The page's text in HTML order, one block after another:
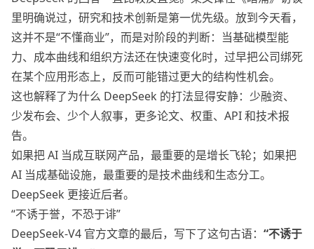
里明确说过，研究和技术创新是第一优先级。放到今天看，
这并不是“不懂商业”，而是对阶段的判断：当基础模型能
力、成本曲线和组织方法还在快速变化时，过早把公司绑死
在某个应用形态上，反而可能错过更大的结构性机会。
这也解释了为什么 DeepSeek 的打法显得安静：少融资、
少发布会、少个人叙事，更多论文、权重、API 和技术报
告。
如果把 AI 当成互联网产品，最重要的是增长飞轮；如果把
AI 当成基础设施，最重要的是技术曲线和生态分工。
DeepSeek 更接近后者。
“不诱于誉，不恐于诽”
DeepSeek-V4 官方文章的最后，写下了这句古语： “不诱于